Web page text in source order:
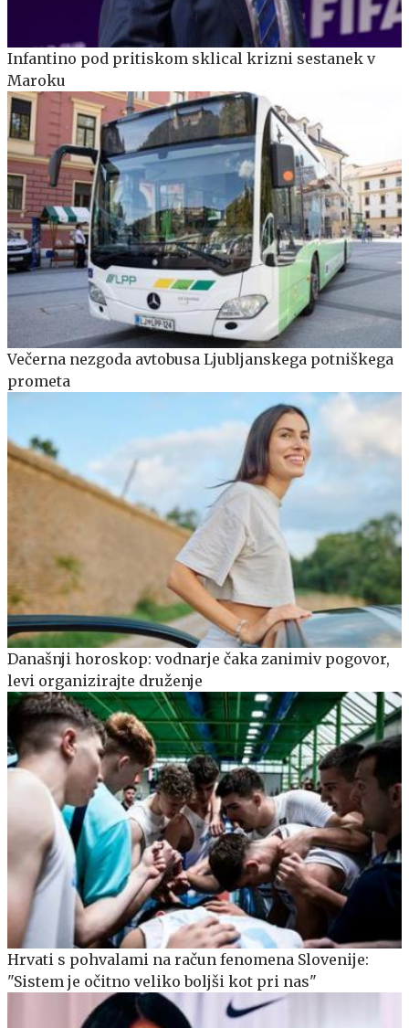
Infantino pod pritiskom sklical krizni sestanek v
Maroku
Večerna nezgoda avtobusa Ljubljanskega potniškega
prometa
Današnji horoskop: vodnarje čaka zanimiv pogovor,
levi organizirajte druženje
Hrvati s pohvalami na račun fenomena Slovenije:
"Sistem je očitno veliko boljši kot pri nas"